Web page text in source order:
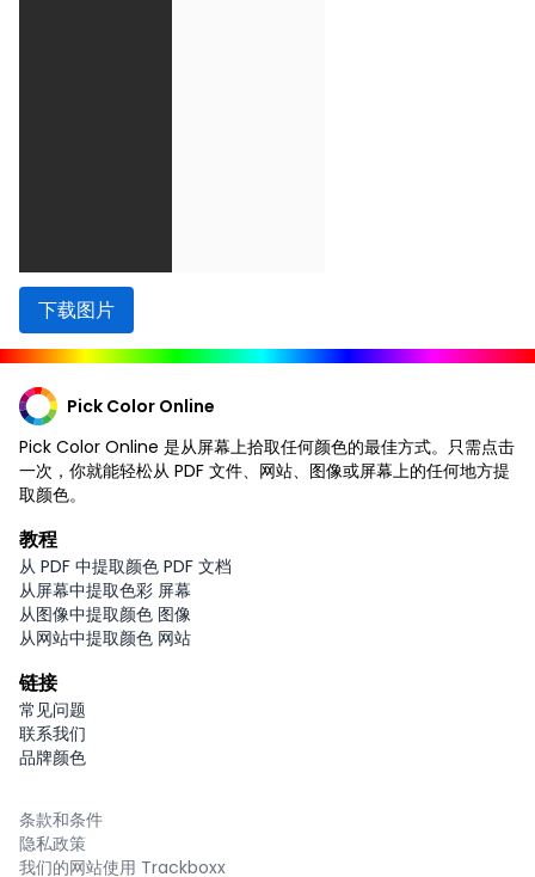
下载图片
Pick Color Online
Pick Color Online 是从屏幕上拾取任何颜色的最佳方式。只需点击
一次，你就能轻松从 PDF 文件、网站、图像或屏幕上的任何地方提
取颜色。
教程
从 PDF 中提取颜色 PDF 文档
从屏幕中提取色彩 屏幕
从图像中提取颜色 图像
从网站中提取颜色 网站
链接
常见问题
联系我们
品牌颜色
条款和条件
隐私政策
我们的网站使用 Trackboxx